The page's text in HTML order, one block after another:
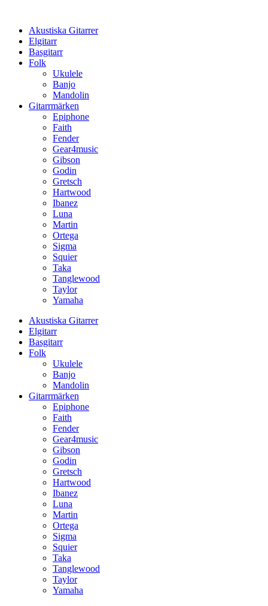
innehållAkustiska Gitarrer
Elgitarr
Basgitarr
Folk
Ukulele
Banjo
Mandolin
Gitarrmärken
Epiphone
Faith
Fender
Gear4music
Gibson
Godin
Gretsch
Hartwood
Ibanez
Luna
Martin
Ortega
Sigma
Squier
Taka
Tanglewood
Taylor
Yamaha
Akustiska Gitarrer
Elgitarr
Basgitarr
Folk
Ukulele
Banjo
Mandolin
Gitarrmärken
Epiphone
Faith
Fender
Gear4music
Gibson
Godin
Gretsch
Hartwood
Ibanez
Luna
Martin
Ortega
Sigma
Squier
Taka
Tanglewood
Taylor
Yamaha